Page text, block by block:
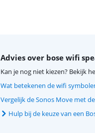
Advies over bose wifi
Kan je nog niet kiezen? Bekijk
Wat betekenen de wifi
Vergelijk de Sonos Move met
Hulp bij de keuze van een